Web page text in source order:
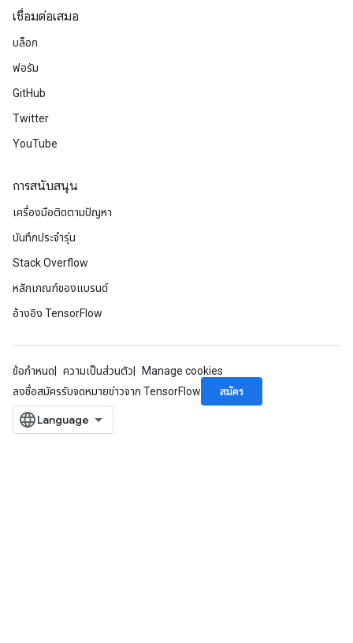
เชื่อมต่อเสมอ
บล็อก
ฟอรัม
GitHub
Twitter
YouTube
การสนับสนุน
เครื่องมือติดตามปัญหา
บันทึกประจำรุ่น
Stack Overflow
หลักเกณฑ์ของแบรนด์
อ้างอิง TensorFlow
ข้อกำหนด ความเป็นส่วนตัว
Manage cookies
ลงชื่อสมัครรับจดหมายข่าวจาก TensorFlow
สมัคร